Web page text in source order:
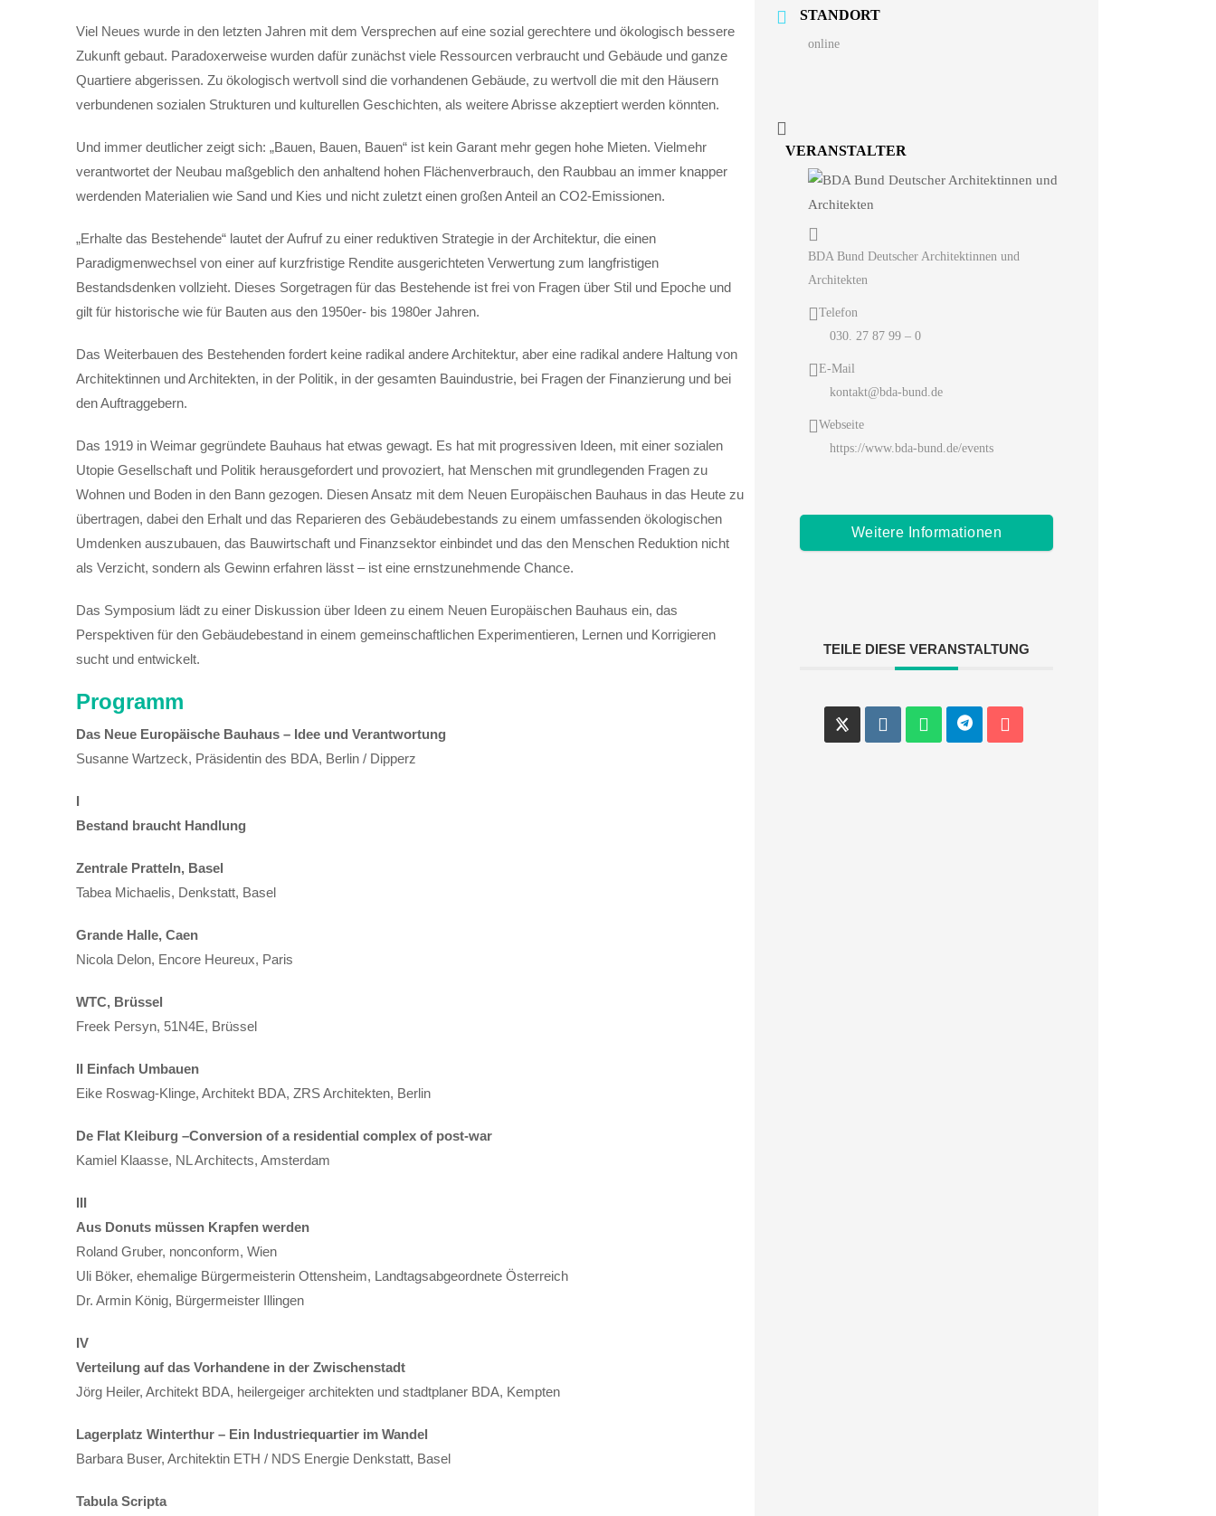
Viel Neues wurde in den letzten Jahren mit dem Versprechen auf eine sozial gerechtere und ökologisch bessere
Zukunft gebaut. Paradoxerweise wurden dafür zunächst viele Ressourcen verbraucht und Gebäude und ganze
Quartiere abgerissen. Zu ökologisch wertvoll sind die vorhandenen Gebäude, zu wertvoll die mit den Häusern
verbundenen sozialen Strukturen und kulturellen Geschichten, als weitere Abrisse akzeptiert werden könnten.
Und immer deutlicher zeigt sich: „Bauen, Bauen, Bauen“ ist kein Garant mehr gegen hohe Mieten. Vielmehr
verantwortet der Neubau maßgeblich den anhaltend hohen Flächenverbrauch, den Raubbau an immer knapper
werdenden Materialien wie Sand und Kies und nicht zuletzt einen großen Anteil an CO2-Emissionen.
„Erhalte das Bestehende“ lautet der Aufruf zu einer reduktiven Strategie in der Architektur, die einen
Paradigmenwechsel von einer auf kurzfristige Rendite ausgerichteten Verwertung zum langfristigen
Bestandsdenken vollzieht. Dieses Sorgetragen für das Bestehende ist frei von Fragen über Stil und Epoche und
gilt für historische wie für Bauten aus den 1950er- bis 1980er Jahren.
Das Weiterbauen des Bestehenden fordert keine radikal andere Architektur, aber eine radikal andere Haltung von
Architektinnen und Architekten, in der Politik, in der gesamten Bauindustrie, bei Fragen der Finanzierung und bei
den Auftraggebern.
Das 1919 in Weimar gegründete Bauhaus hat etwas gewagt. Es hat mit progressiven Ideen, mit einer sozialen
Utopie Gesellschaft und Politik herausgefordert und provoziert, hat Menschen mit grundlegenden Fragen zu
Wohnen und Boden in den Bann gezogen. Diesen Ansatz mit dem Neuen Europäischen Bauhaus in das Heute zu
übertragen, dabei den Erhalt und das Reparieren des Gebäudebestands zu einem umfassenden ökologischen
Umdenken auszubauen, das Bauwirtschaft und Finanzsektor einbindet und das den Menschen Reduktion nicht
als Verzicht, sondern als Gewinn erfahren lässt – ist eine ernstzunehmende Chance.
Das Symposium lädt zu einer Diskussion über Ideen zu einem Neuen Europäischen Bauhaus ein, das
Perspektiven für den Gebäudebestand in einem gemeinschaftlichen Experimentieren, Lernen und Korrigieren
sucht und entwickelt.
Programm
Das Neue Europäische Bauhaus – Idee und Verantwortung
Susanne Wartzeck, Präsidentin des BDA, Berlin / Dipperz
I
Bestand braucht Handlung
Zentrale Pratteln, Basel
Tabea Michaelis, Denkstatt, Basel
Grande Halle, Caen
Nicola Delon, Encore Heureux, Paris
WTC, Brüssel
Freek Persyn, 51N4E, Brüssel
II Einfach Umbauen
Eike Roswag-Klinge, Architekt BDA, ZRS Architekten, Berlin
De Flat Kleiburg –Conversion of a residential complex of post-war
Kamiel Klaasse, NL Architects, Amsterdam
III
Aus Donuts müssen Krapfen werden
Roland Gruber, nonconform, Wien
Uli Böker, ehemalige Bürgermeisterin Ottensheim, Landtagsabgeordnete Österreich
Dr. Armin König, Bürgermeister Illingen
IV
Verteilung auf das Vorhandene in der Zwischenstadt
Jörg Heiler, Architekt BDA, heilergeiger architekten und stadtplaner BDA, Kempten
Lagerplatz Winterthur – Ein Industriequartier im Wandel
Barbara Buser, Architektin ETH / NDS Energie Denkstatt, Basel
Tabula Scripta
STANDORT
online
VERANSTALTER
BDA Bund Deutscher Architektinnen und
Architekten
Telefon
030. 27 87 99 – 0
E-Mail
kontakt@bda-bund.de
Webseite
https://www.bda-bund.de/events
Weitere Informationen
TEILE DIESE VERANSTALTUNG